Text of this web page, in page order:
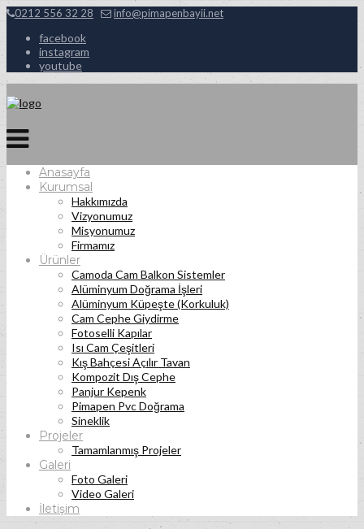
0212 556 32 28 info@pimapenbayii.net
facebook
instagram
youtube
Anasayfa
Kurumsal
Hakkımızda
Vizyonumuz
Misyonumuz
Firmamız
Ürünler
Camoda Cam Balkon Sistemler
Alüminyum Doğrama İşleri
Alüminyum Küpeşte (Korkuluk)
Cam Cephe Giydirme
Fotoselli Kapılar
Isı Cam Çeşitleri
Kış Bahçesi Açılır Tavan
Kompozit Dış Cephe
Panjur Kepenk
Pimapen Pvc Doğrama
Sineklik
Projeler
Tamamlanmış Projeler
Galeri
Foto Galeri
Video Galeri
İletişim